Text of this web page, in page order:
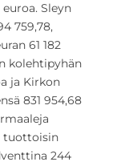
Sleyn
759,78,
61 182
kolehtipyhän
ja Kirkon
831 954,68
tuottoisin
244